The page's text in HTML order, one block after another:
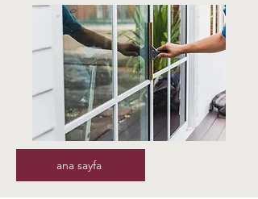
ana sayfa